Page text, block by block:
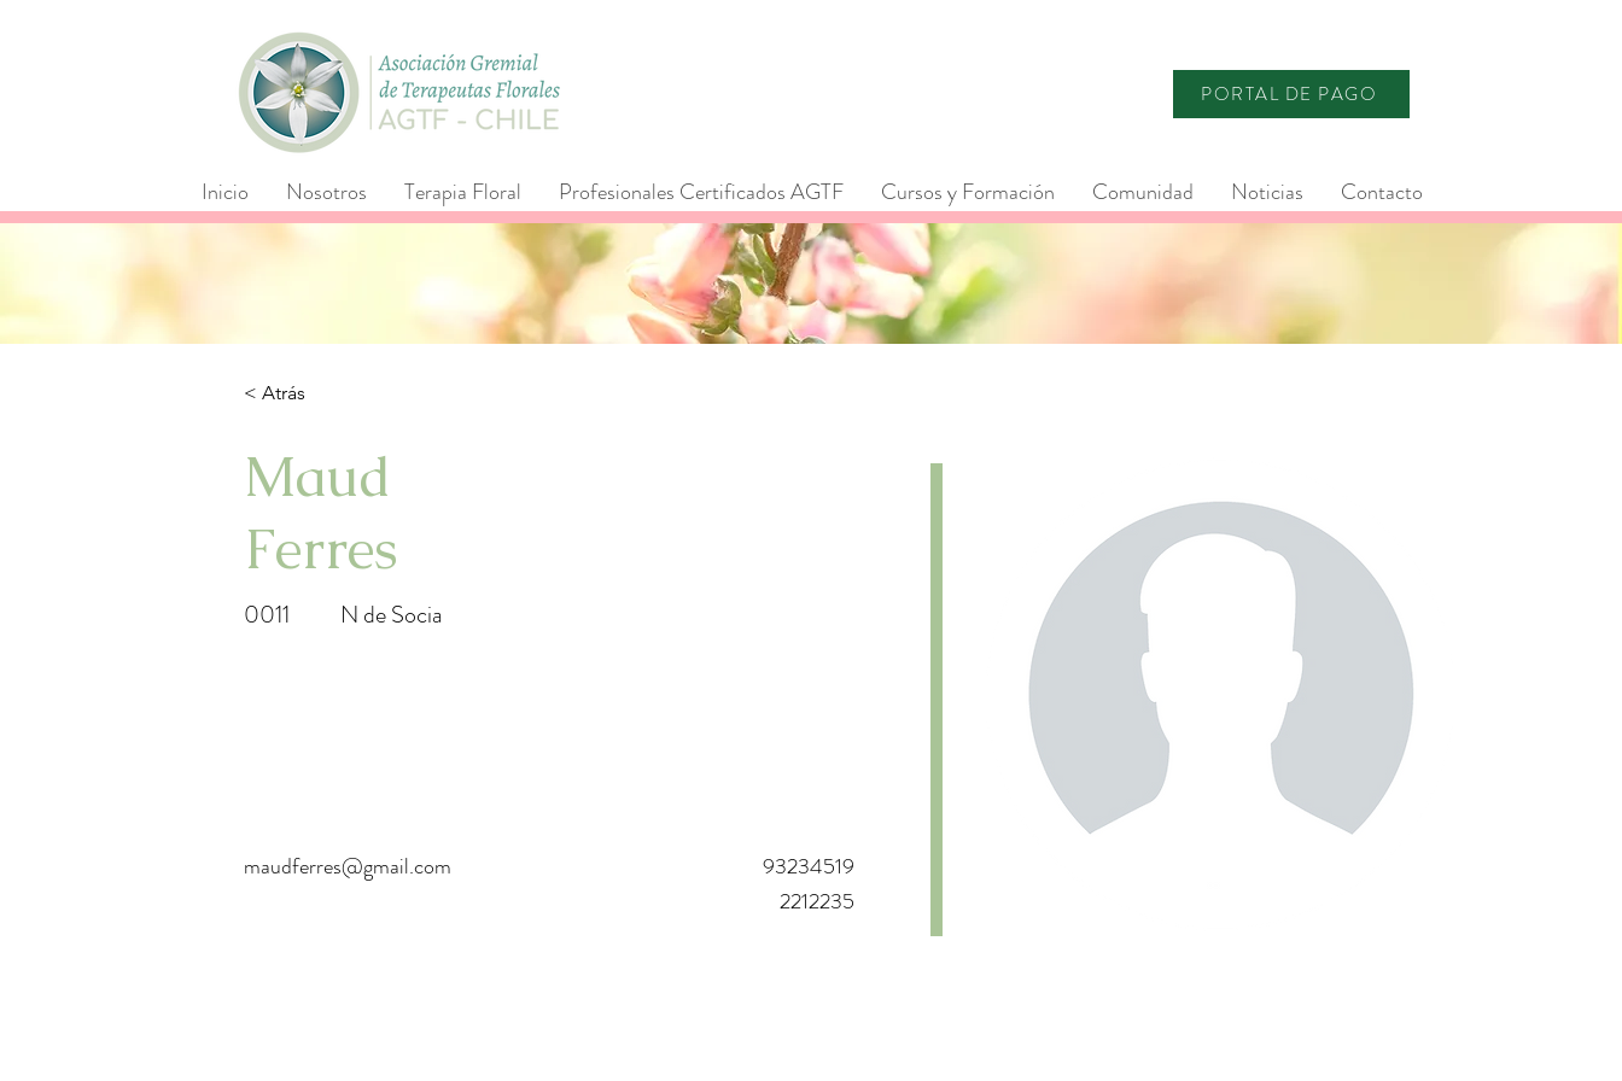
PORTAL DE PAGO
Inicio Nosotros Terapia Floral Profesionales Certificados AGTF Cursos y Formación Comunidad Noticias Contacto
< Atrás
Maud
Ferres
0011 N de Socia
maudferres@gmail.com
93234519
2212235